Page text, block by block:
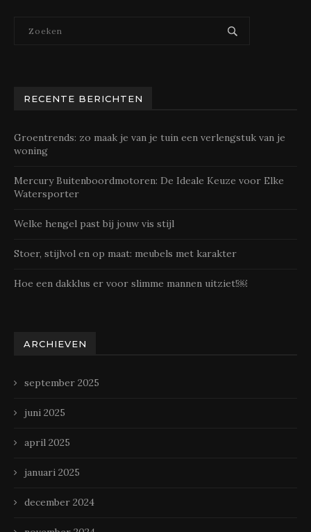
RECENTE BERICHTEN
Groentrends: zo maak je van je tuin een verlengstuk van je
woning
Mercury Buitenboordmotoren: De Ideale Keuze voor Elke
Watersporter
Welke hengel past bij jouw vis stijl
Stoer, stijlvol en op maat: meubels met karakter
Hoe een dakklus er voor slimme mannen uitziet!￼
ARCHIEVEN
september 2025
juni 2025
april 2025
januari 2025
december 2024